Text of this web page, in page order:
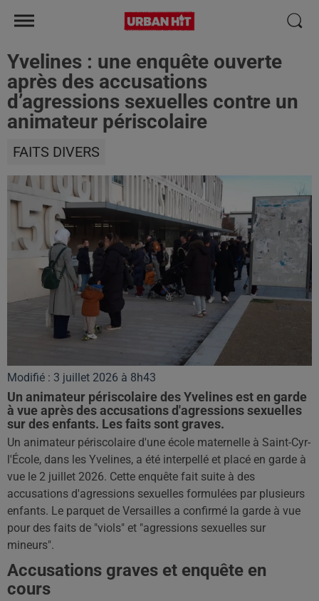
Yvelines : une enquête ouverte
après des accusations
d’agressions sexuelles contre un
animateur périscolaire
FAITS DIVERS
Modifié : 3 juillet 2026 à 8h43
Un animateur périscolaire des Yvelines est en garde
à vue après des accusations d'agressions sexuelles
sur des enfants. Les faits sont graves.
Un animateur périscolaire d'une école maternelle à Saint-Cyr-
l'École, dans les Yvelines, a été interpellé et placé en garde à
vue le 2 juillet 2026. Cette enquête fait suite à des
accusations d'agressions sexuelles formulées par plusieurs
enfants. Le parquet de Versailles a confirmé la garde à vue
pour des faits de "viols" et "agressions sexuelles sur
mineurs".
Accusations graves et enquête en
cours